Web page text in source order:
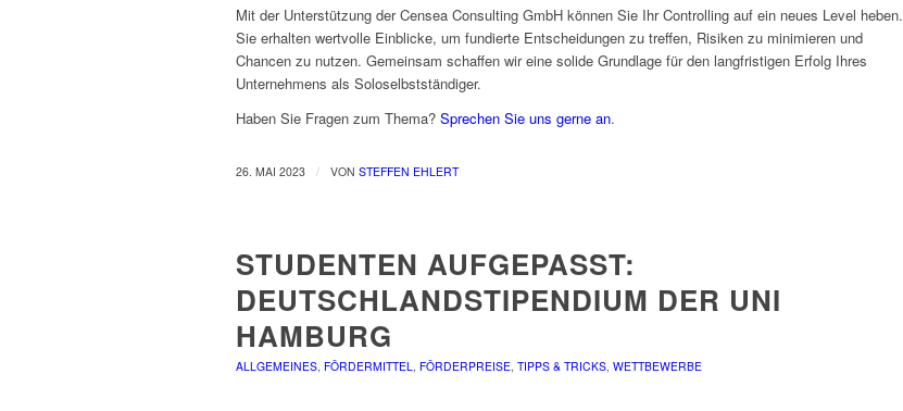
Mit der Unterstützung der Censea Consulting GmbH können Sie Ihr Controlling auf ein neues Level heben.
Sie erhalten wertvolle Einblicke, um fundierte Entscheidungen zu treffen, Risiken zu minimieren und
Chancen zu nutzen. Gemeinsam schaffen wir eine solide Grundlage für den langfristigen Erfolg Ihres
Unternehmens als Soloselbstständiger.
Haben Sie Fragen zum Thema? Sprechen Sie uns gerne an.
26. MAI 2023 / VON STEFFEN EHLERT
STUDENTEN AUFGEPASST:
DEUTSCHLANDSTIPENDIUM DER UNI
HAMBURG
ALLGEMEINES, FÖRDERMITTEL, FÖRDERPREISE, TIPPS & TRICKS, WETTBEWERBE